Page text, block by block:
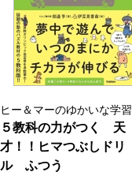
ヒー＆マーのゆかいな学習
５教科の力がつく 天
才！！ヒマつぶしドリ
ル ふつう